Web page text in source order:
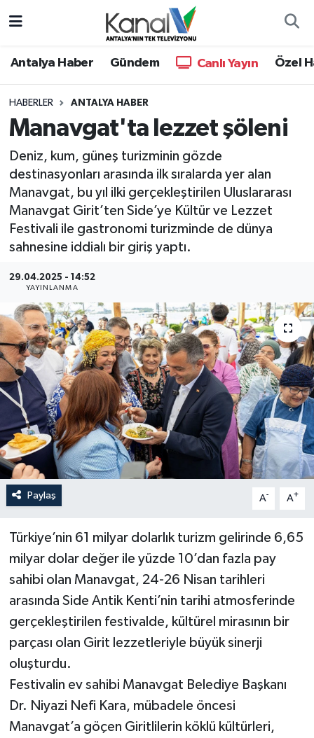
Antalya Haber Gündem Canlı Yayın Özel
HABERLER ANTALYA HABER
Manavgat'ta lezzet şöleni
Deniz, kum, güneş turizminin gözde
destinasyonları arasında ilk sıralarda yer alan
Manavgat, bu yıl ilki gerçekleştirilen Uluslararası
Manavgat Girit’ten Side’ye Kültür ve Lezzet
Festivali ile gastronomi turizminde de dünya
sahnesine iddialı bir giriş yaptı.
29.04.2025 - 14:52
YAYINLANMA
Paylaş A- A+
Türkiye’nin 61 milyar dolarlık turizm gelirinde 6,65
milyar dolar değer ile yüzde 10’dan fazla pay
sahibi olan Manavgat, 24-26 Nisan tarihleri
arasında Side Antik Kenti’nin tarihi atmosferinde
gerçekleştirilen festivalde, kültürel mirasının bir
parçası olan Girit lezzetleriyle büyük sinerji
oluşturdu.
Festivalin ev sahibi Manavgat Belediye Başkanı
Dr. Niyazi Nefi Kara, mübadele öncesi
Manavgat’a göçen Giritlilerin köklü kültürleri,
Antalya Haber
Dünya
Eğitim
Ekonomi
Gündem
Haber Kuşakları
Haberler
KANALV Spor
Kültür Sanat
Magazin
Öğle Bülteni
Siyaset
Sosyal medya
Spor
Teknoloji
Turizm
Hava Durumu
Trafik Durumu
Süper Lig Puan Durumu ve Fikstür
Tüm Manşetler
Son Dakika Haberleri